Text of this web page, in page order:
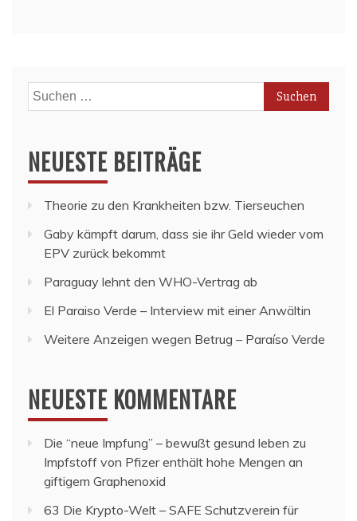
Suchen
nach:
NEUESTE BEITRÄGE
Theorie zu den Krankheiten bzw. Tierseuchen
Gaby kämpft darum, dass sie ihr Geld wieder vom
EPV zurück bekommt
Paraguay lehnt den WHO-Vertrag ab
El Paraiso Verde – Interview mit einer Anwältin
Weitere Anzeigen wegen Betrug – Paraíso Verde
NEUESTE KOMMENTARE
Die “neue Impfung” – bewußt gesund leben zu
Impfstoff von Pfizer enthält hohe Mengen an
giftigem Graphenoxid
63 Die Krypto-Welt – SAFE Schutzverein für